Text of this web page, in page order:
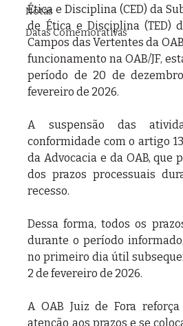
Notas
Datas Comemorativas
Ética e Disciplina (CED) da
de Ética e Disciplina (TED)
Campos das Vertentes da
funcionamento na OAB/JF,
período de 20 de
fevereiro de 2026.
A suspensão das
conformidade com o artigo
da Advocacia e da OAB, que
dos prazos processuais
recesso.
Dessa forma, todos os
durante o período
no primeiro dia útil
2 de fevereiro de 2026.
A OAB Juiz de Fora
atenção aos prazos e se